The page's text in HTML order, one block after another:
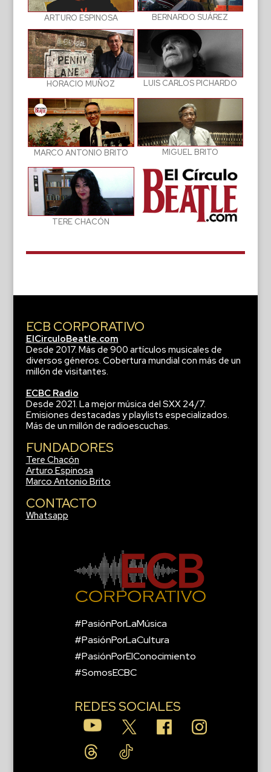
ARTURO ESPINOSA BERNARDO SUÁREZ
HORACIO MUÑOZ LUIS CARLOS PICHARDO
MARCO ANTONIO BRITO MIGUEL BRITO
TERE CHACÓN
ECB CORPORATIVO
ElCirculoBeatle.com
Desde 2017. Más de 900 artículos musicales de
diversos géneros. Cobertura mundial con más de un
millón de visitantes.
ECBC Radio
Desde 2021. La mejor música del SXX 24/7.
Emisiones destacadas y playlists especializados.
Más de un millón de radioescuchas.
FUNDADORES
Tere Chacón
Arturo Espinosa
Marco Antonio Brito
CONTACTO
Whatsapp
#PasiónPorLaMúsica
#PasiónPorLaCultura
#PasiónPorElConocimiento
#SomosECBC
REDES SOCIALES